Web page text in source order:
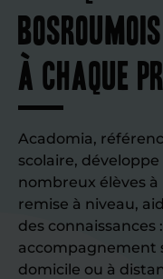
à chaque
Acadomia,
scolaire,
nombreux élèves à
remise à niveau,
des
accompagnement
domicile ou à